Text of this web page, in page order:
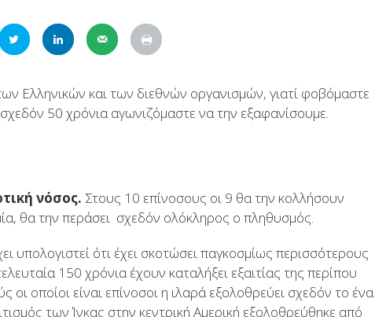
Ελληνικών και των διεθνών οργανισμών, γιατί φοβόμαστε
σχεδόν 50 χρόνια αγωνιζόμαστε να την εξαφανίσουμε.
νόσος. Στους 10 επίνοσους οι 9 θα την κολλήσουν
θα την περάσει σχεδόν ολόκληρος ο πληθυσμός.
υπολογιστεί ότι έχει σκοτώσει παγκοσμίως περισσότερους
150 χρόνια έχουν καταλήξει εξαιτίας της περίπου
οποίοι είναι επίνοσοι η ιλαρά εξολοθρεύει σχεδόν το ένα
των Ίνκας στην κεντρική Αμερική εξολοθρεύθηκε από